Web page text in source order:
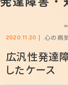
2020.11.20 心の病
広汎性発達
したケース